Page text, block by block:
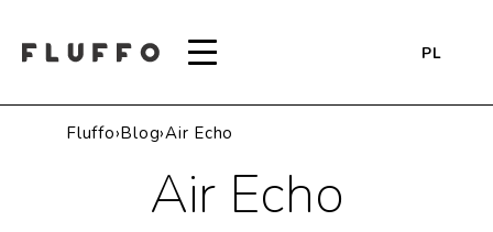
PL
Fluffo›Blog›Air Echo
Air Echo